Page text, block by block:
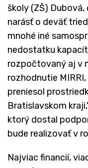
školy (ZŠ)
narásť o deväť
mnohé iné
nedostatku
rozpočtovaný aj v
rozhodnutie
preniesol
Bratislavskom
ktorý dostal
bude realizovať v
Najviac financií,